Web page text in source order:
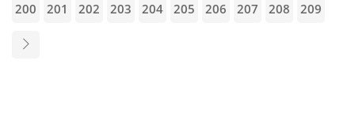
200 201 202 203 204 205 206 207 208 209